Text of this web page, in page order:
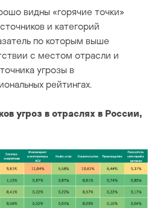
видны «горячие точки»
и категорий
по которым выше
с местом отрасли и
угрозы в
рейтингах.
угроз в отраслях в России,